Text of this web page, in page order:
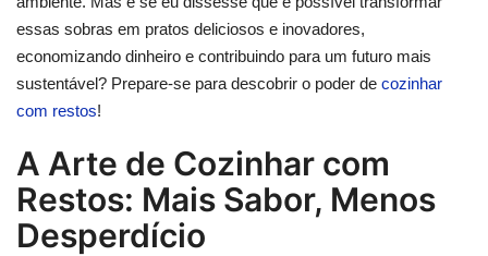
essas sobras em pratos deliciosos e inovadores,
economizando dinheiro e contribuindo para um futuro mais
sustentável? Prepare-se para descobrir o poder de cozinhar
com restos!
A Arte de Cozinhar com
Restos: Mais Sabor, Menos
Desperdício